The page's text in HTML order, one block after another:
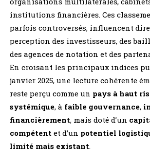
institutions financières. Ces
parfois controversés, influencent
perception des investisseurs, des
des agences de notation et des
En croisant les principaux indices
janvier 2025, une lecture cohérente
reste perçu comme un pays à haut
systémique, à faible gouvernance,
financièrement, mais doté d’un
compétent et d’un potentiel
limité mais existant.